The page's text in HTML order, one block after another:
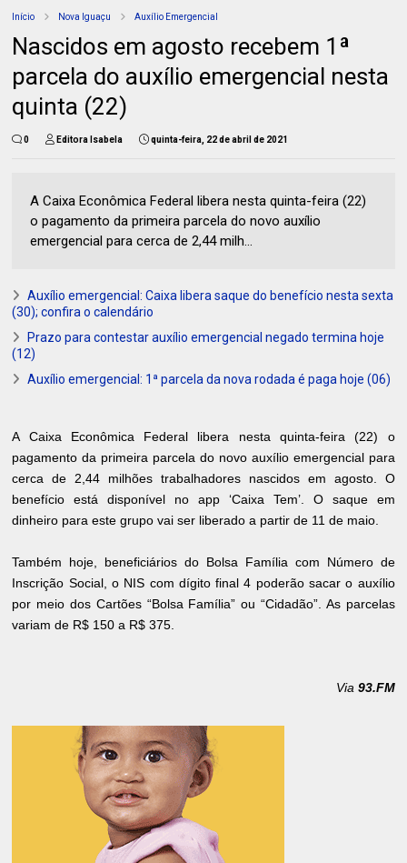
Início Nova Iguaçu Auxílio Emergencial
Nascidos em agosto recebem 1ª
parcela do auxílio emergencial nesta
quinta (22)
0 Editora Isabela quinta-feira, 22 de abril de 2021
A Caixa Econômica Federal libera nesta quinta-feira (22)
o pagamento da primeira parcela do novo auxílio
emergencial para cerca de 2,44 milh...
Auxílio emergencial: Caixa libera saque do benefício nesta sexta
(30); confira o calendário
Prazo para contestar auxílio emergencial negado termina hoje
(12)
Auxílio emergencial: 1ª parcela da nova rodada é paga hoje (06)
A Caixa Econômica Federal libera nesta quinta-feira (22) o
pagamento da primeira parcela do novo auxílio emergencial para
cerca de 2,44 milhões trabalhadores nascidos em agosto. O
benefício está disponível no app ‘Caixa Tem’. O saque em
dinheiro para este grupo vai ser liberado a partir de 11 de maio.
Também hoje, beneficiários do Bolsa Família com Número de
Inscrição Social, o NIS com dígito final 4 poderão sacar o auxílio
por meio dos Cartões “Bolsa Família” ou “Cidadão”. As parcelas
variam de R$ 150 a R$ 375.
Via 93.FM